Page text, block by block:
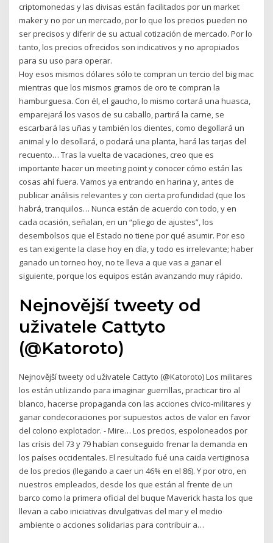
criptomonedas y las divisas están facilitados por un market
maker y no por un mercado, por lo que los precios pueden no
ser precisos y diferir de su actual cotización de mercado. Por lo
tanto, los precios ofrecidos son indicativos y no apropiados
para su uso para operar.
Hoy esos mismos dólares sólo te compran un tercio del big mac
mientras que los mismos gramos de oro te compran la
hamburguesa. Con él, el gaucho, lo mismo cortará una huasca,
emparejará los vasos de su caballo, partirá la carne, se
escarbará las uñas y también los dientes, como degollará un
animal y lo desollará, o podará una planta, hará las tarjas del
recuento… Tras la vuelta de vacaciones, creo que es
importante hacer un meeting point y conocer cómo están las
cosas ahí fuera. Vamos ya entrando en harina y, antes de
publicar análisis relevantes y con cierta profundidad (que los
habrá, tranquilos… Nunca están de acuerdo con todo, y en
cada ocasión, señalan, en un “pliego de ajustes”, los
desembolsos que el Estado no tiene por qué asumir. Por eso
es tan exigente la clase hoy en día, y todo es irrelevante; haber
ganado un torneo hoy, no te lleva a que vas a ganar el
siguiente, porque los equipos están avanzando muy rápido.
Nejnovější tweety od
uživatele Cattyto
(@Katoroto)
Nejnovější tweety od uživatele Cattyto (@Katoroto) Los militares
los están utilizando para imaginar guerrillas, practicar tiro al
blanco, hacerse propaganda con las acciones cívico-militares y
ganar condecoraciones por supuestos actos de valor en favor
del colono explotador. - Mire… Los precios, espoloneados por
las crísis del 73 y 79 habían conseguido frenar la demanda en
los países occidentales. El resultado fué una caida vertiginosa
de los precios (llegando a caer un 46% en el 86). Y por otro, en
nuestros empleados, desde los que están al frente de un
barco como la primera oficial del buque Maverick hasta los que
llevan a cabo iniciativas divulgativas del mar y el medio
ambiente o acciones solidarias para contribuir a…